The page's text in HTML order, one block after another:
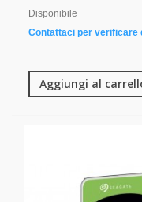
Disponibile
Contattaci per verificare
Aggiungi al